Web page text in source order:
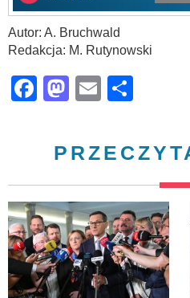
Autor: A. Bruchwald
Redakcja: M. Rutynowski
Facebook
Mastodon
Email